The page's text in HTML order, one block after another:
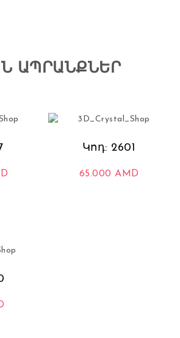
ԱՊՐԱՆՔՆԵՐ
Կոդ: 2601
65.000 AMD